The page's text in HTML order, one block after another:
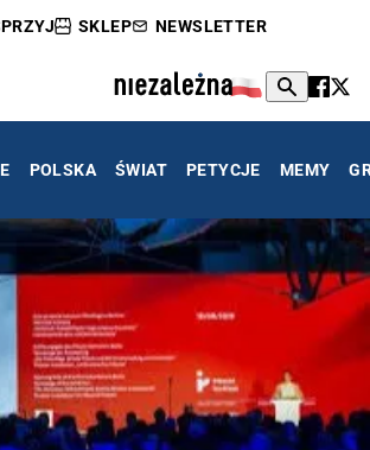
SKLEP NEWSLETTER
POLSKA ŚWIAT PETYCJE MEMY